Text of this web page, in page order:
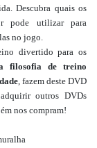
Descubra quais os
pode utilizar para
no jogo.
divertido para os
filosofia de treino
, fazem deste DVD
outros DVDs
nos compram!